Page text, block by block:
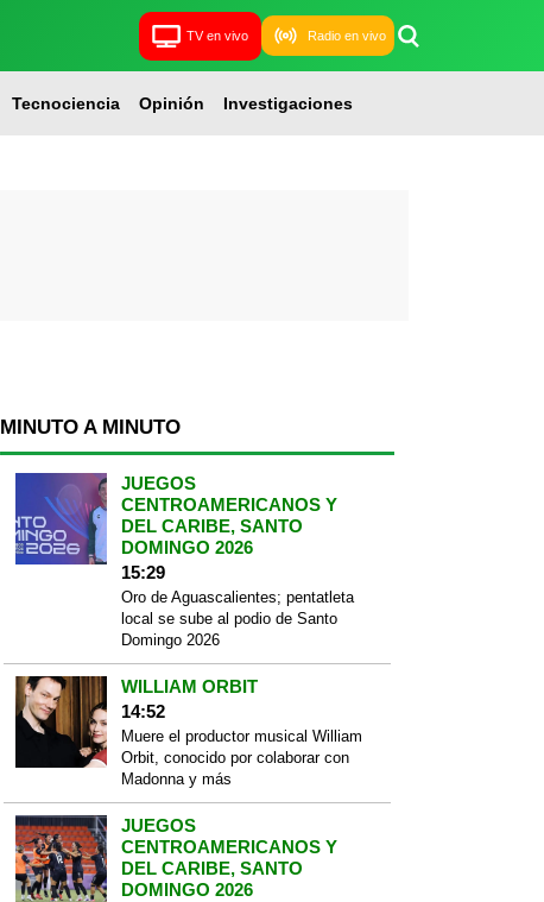
TV en vivo Radio en vivo
Tecnociencia Opinión Investigaciones
MINUTO A MINUTO
JUEGOS
CENTROAMERICANOS Y
DEL CARIBE, SANTO
DOMINGO 2026
15:29
Oro de Aguascalientes; pentatleta
local se sube al podio de Santo
Domingo 2026
WILLIAM ORBIT
14:52
Muere el productor musical William
Orbit, conocido por colaborar con
Madonna y más
JUEGOS
CENTROAMERICANOS Y
DEL CARIBE, SANTO
DOMINGO 2026